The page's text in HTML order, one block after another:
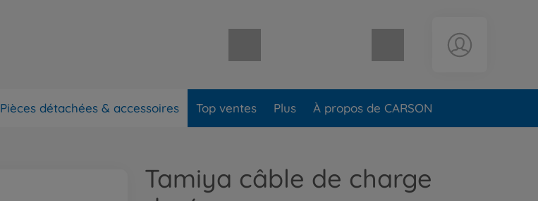
Pièces détachées & accessoires Top ventes Plus À propos de CARSON
Tamiya câble de charge